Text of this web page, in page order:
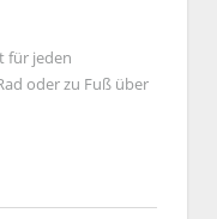
für jeden
oder zu Fuß über